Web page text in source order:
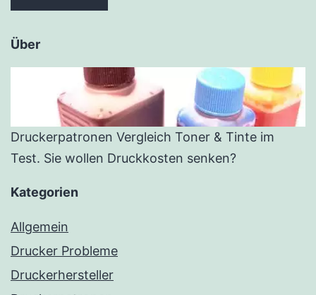
Über
Druckerpatronen Vergleich Toner & Tinte im
Test. Sie wollen Druckkosten senken?
Kategorien
Allgemein
Drucker Probleme
Druckerhersteller